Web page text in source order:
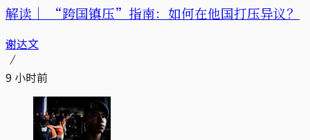
解读｜ “跨国镇压”指南：如何在他国打压异议？
谢达文
9 小时前